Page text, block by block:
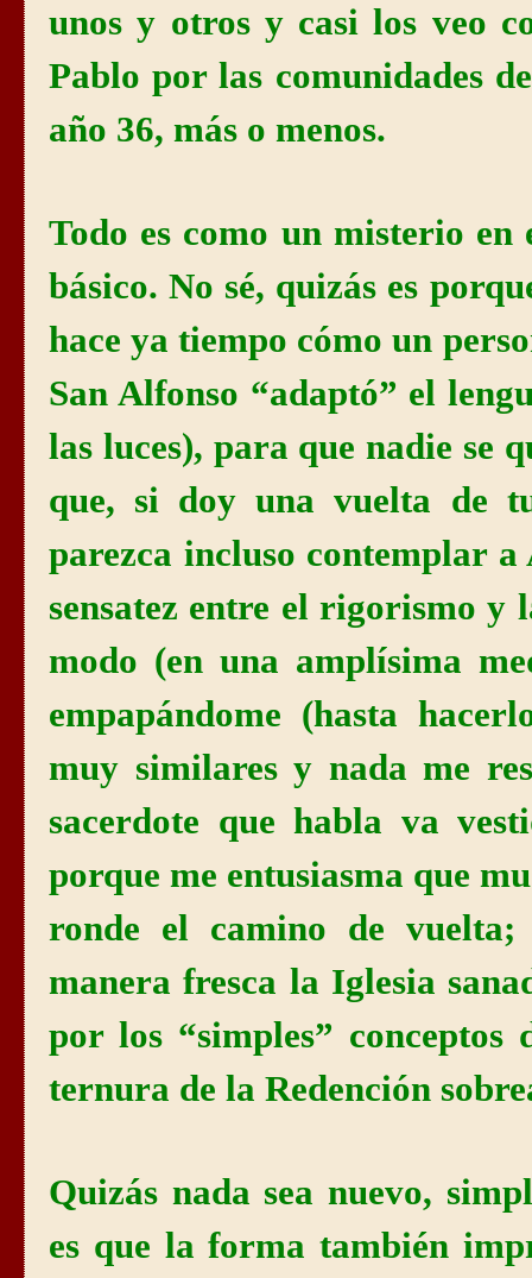
unos y otros y casi los veo
Pablo por las comunidades
año 36, más o menos.
Todo es como un misterio en
básico. No sé, quizás es
hace ya tiempo cómo un
San Alfonso “adaptó” el
las luces), para que nadie se
que, si doy una vuelta de
parezca incluso contemplar
sensatez entre el rigorismo
modo (en una amplísima
empapándome (hasta
muy similares y nada me
sacerdote que habla va
porque me entusiasma que
ronde el camino de
manera fresca la Iglesia
por los “simples”
ternura de la Redención
Quizás nada sea nuevo,
es que la forma también